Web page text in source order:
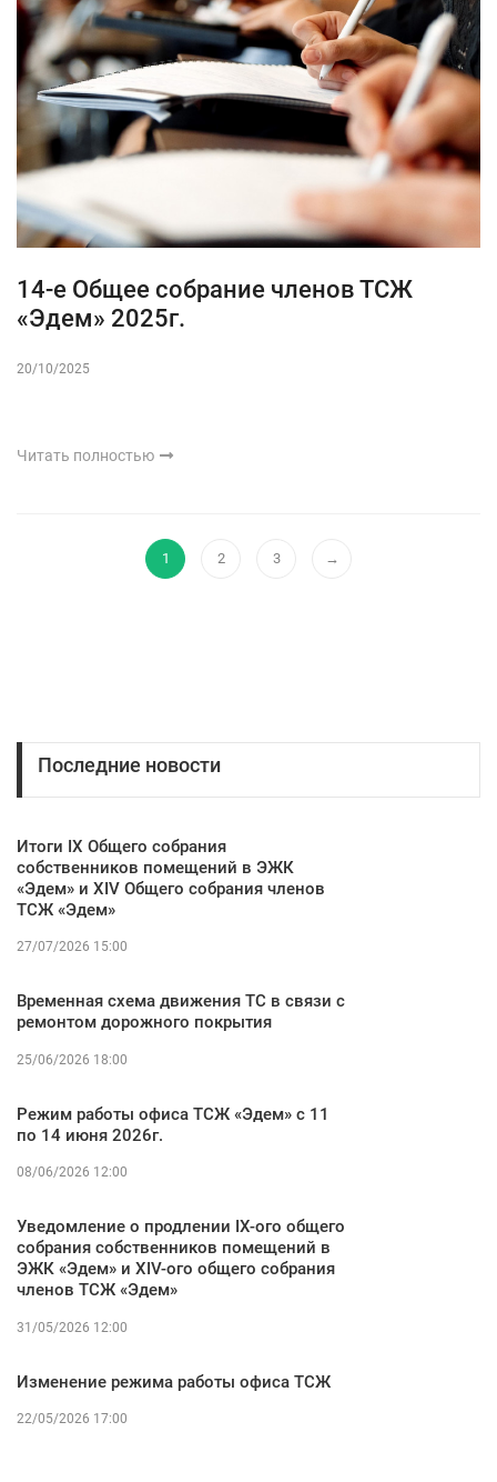
14-е Общее собрание членов ТСЖ
«Эдем» 2025г.
20/10/2025
Читать полностью
1 2 3 →
Последние новости
Итоги IX Общего собрания
собственников помещений в ЭЖК
«Эдем» и XIV Общего собрания членов
ТСЖ «Эдем»
27/07/2026 15:00
Временная схема движения ТС в связи с
ремонтом дорожного покрытия
25/06/2026 18:00
Режим работы офиса ТСЖ «Эдем» с 11
по 14 июня 2026г.
08/06/2026 12:00
Уведомление о продлении IX-ого общего
собрания собственников помещений в
ЭЖК «Эдем» и XIV-ого общего собрания
членов ТСЖ «Эдем»
31/05/2026 12:00
Изменение режима работы офиса ТСЖ
22/05/2026 17:00